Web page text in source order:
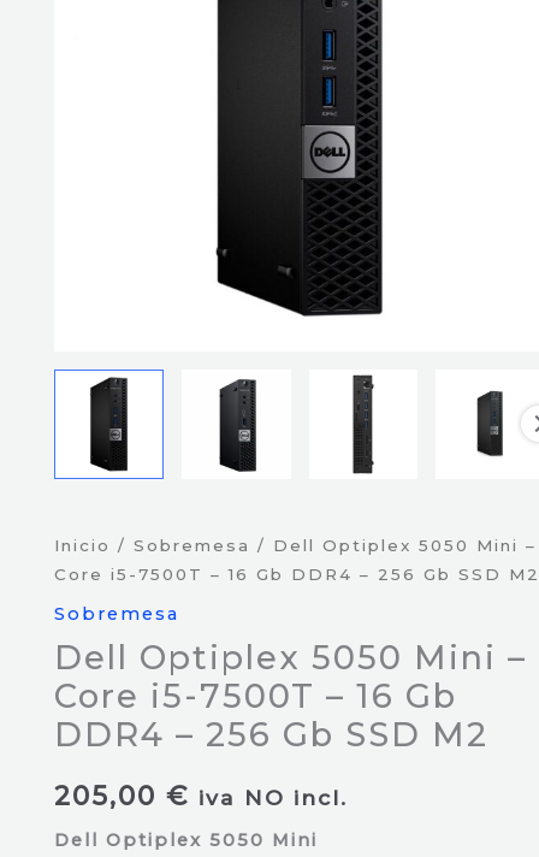
Inicio / Sobremesa / Dell Optiplex 5050 Mini –
Core i5-7500T – 16 Gb DDR4 – 256 Gb SSD M2
Sobremesa
Dell Optiplex 5050 Mini –
Core i5-7500T – 16 Gb
DDR4 – 256 Gb SSD M2
205,00 € iva NO incl.
Dell Optiplex 5050 Mini